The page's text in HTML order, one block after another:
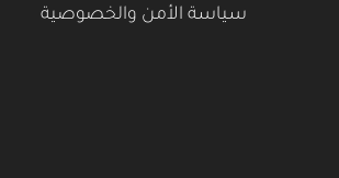
سياسة الأمن والخصوصية